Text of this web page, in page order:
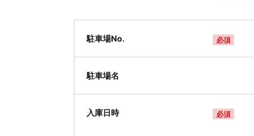
駐車場No. 必須
駐車場名
入庫日時 必須